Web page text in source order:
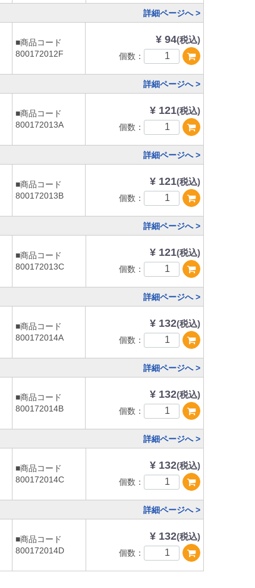
詳細ページへ >
■商品コード
800172012F
¥ 94(税込)
個数：
詳細ページへ >
■商品コード
800172013A
¥ 121(税込)
個数：
詳細ページへ >
■商品コード
800172013B
¥ 121(税込)
個数：
詳細ページへ >
■商品コード
800172013C
¥ 121(税込)
個数：
詳細ページへ >
■商品コード
800172014A
¥ 132(税込)
個数：
詳細ページへ >
■商品コード
800172014B
¥ 132(税込)
個数：
詳細ページへ >
■商品コード
800172014C
¥ 132(税込)
個数：
詳細ページへ >
■商品コード
800172014D
¥ 132(税込)
個数：